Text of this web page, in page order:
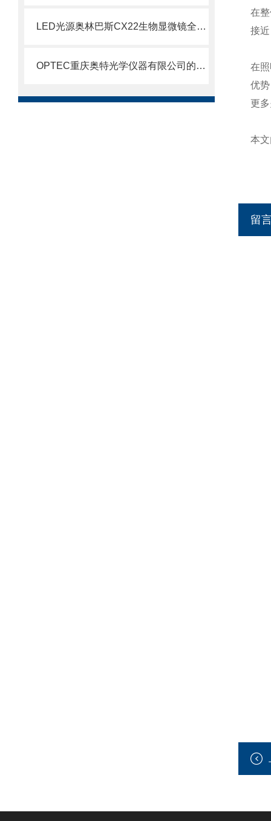
LED光源奥林巴斯CX22生物显微镜全面问市
OPTEC重庆奥特光学仪器有限公司的公司简介B203生物显微镜
在
接
在
优
更
本
留